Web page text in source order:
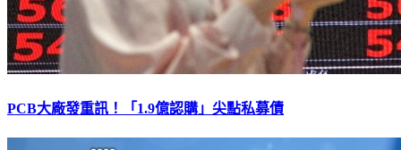
PCB大廠發重訊！「1.9億認購」尖點私募債